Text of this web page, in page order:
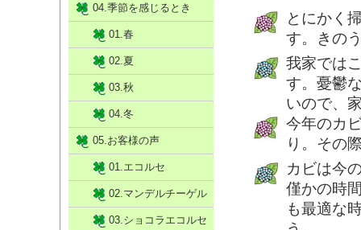
とにかく
す。きの
我家では
す。憂鬱
いので、
今年のカ
り。その
カビは今
僅かの時
も最適な
04.季節を感じるとき
01.春
02.夏
03.秋
04.冬
05.お客様の声
01.エコルセ
02.マンデルチーゲル
03.ショコラエコルセ